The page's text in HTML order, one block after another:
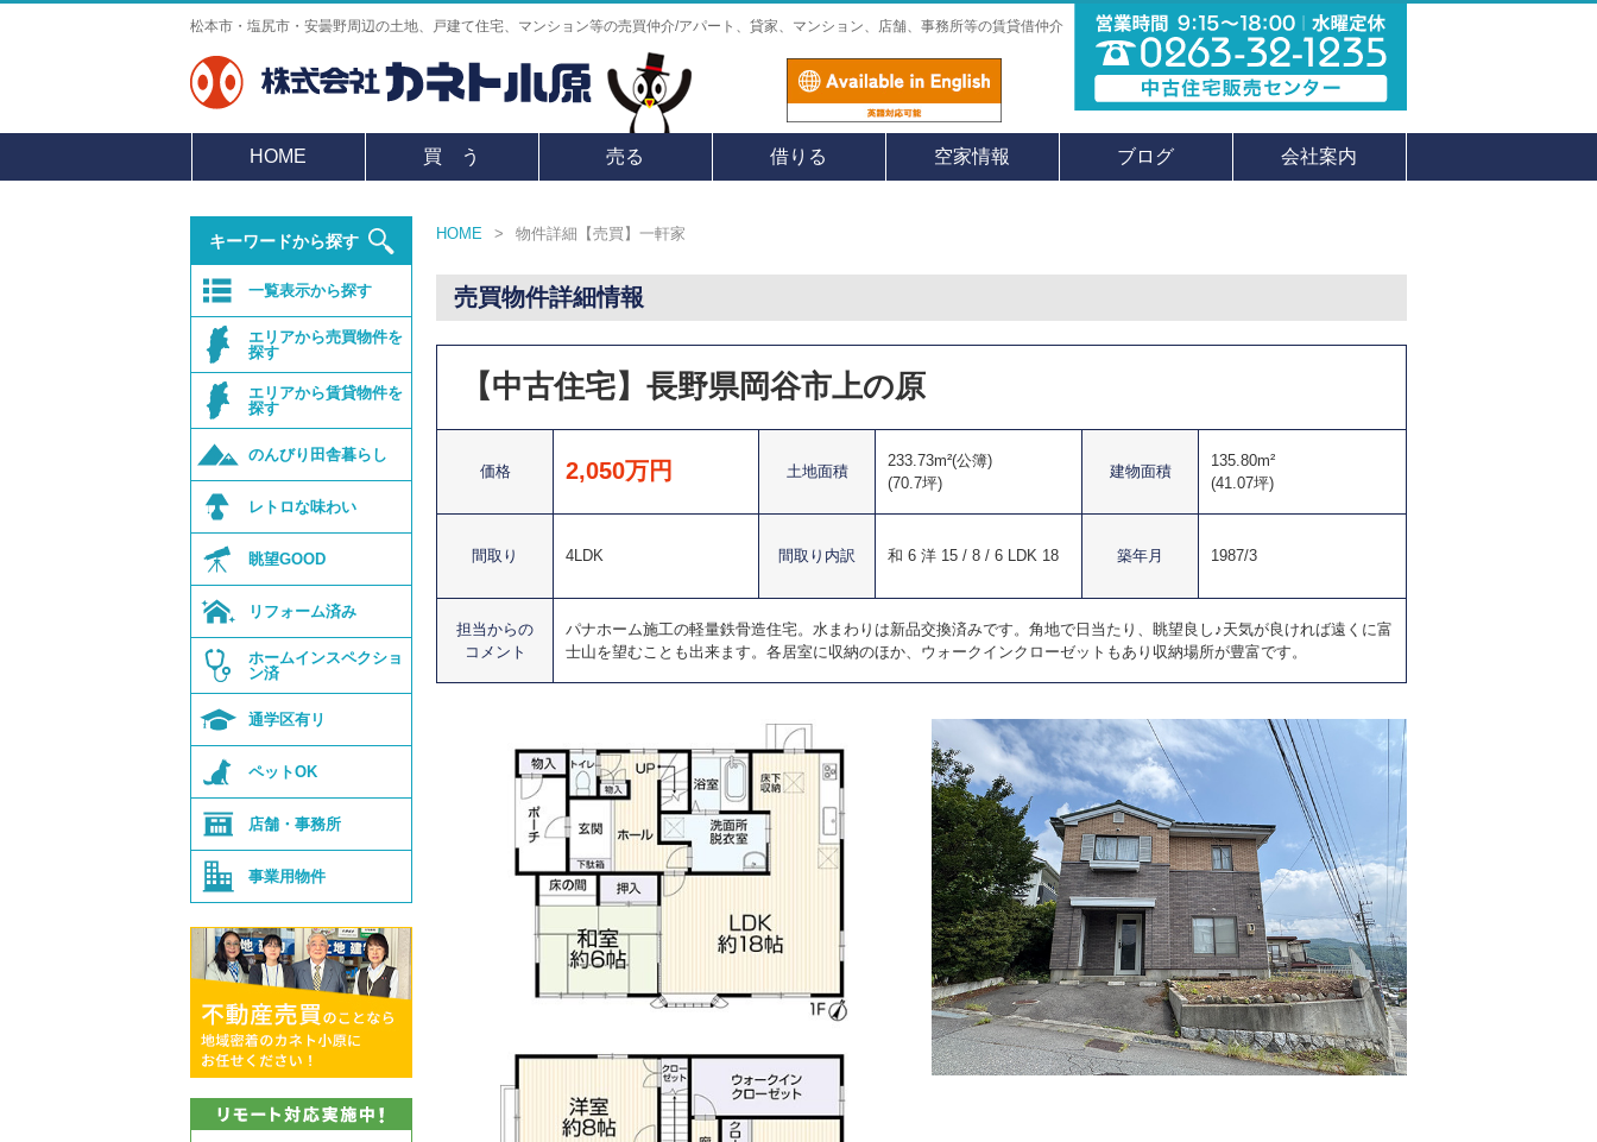
松本市・塩尻市・安曇野周辺の土地、戸建て住宅、マンション等の売買仲介/アパート、貸家、マンション、店舗、事務所等の賃貸借仲介
HOME 買 う 売る 借りる 空家情報 ブログ 会社案内
HOME > 物件詳細【売買】一軒家
売買物件詳細情報
【中古住宅】長野県岡谷市上の原
価格 2,050万円 土地面積
233.73m²(公簿)
(70.7坪)
建物面積
135.80m²
(41.07坪)
間取り 4LDK 間取り内訳 和 6 洋 15 / 8 / 6 LDK 18 築年月 1987/3
担当からの
コメント
パナホーム施工の軽量鉄骨造住宅。水まわりは新品交換済みです。角地で日当たり、眺望良し♪天気が良ければ遠くに富
士山を望むことも出来ます。各居室に収納のほか、ウォークインクローゼットもあり収納場所が豊富です。
キーワードから探す
一覧表示から探す
エリアから売買物件を
探す
エリアから賃貸物件を
探す
のんびり田舎暮らし
レトロな味わい
眺望GOOD
リフォーム済み
ホームインスペクショ
ン済
通学区有リ
ペットOK
店舗・事務所
事業用物件